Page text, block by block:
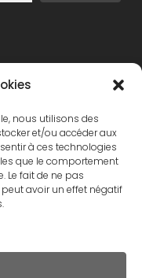
nous utilisons des
et/ou accéder aux
à ces technologies
que le comportement
Le fait de ne pas
avoir un effet négatif